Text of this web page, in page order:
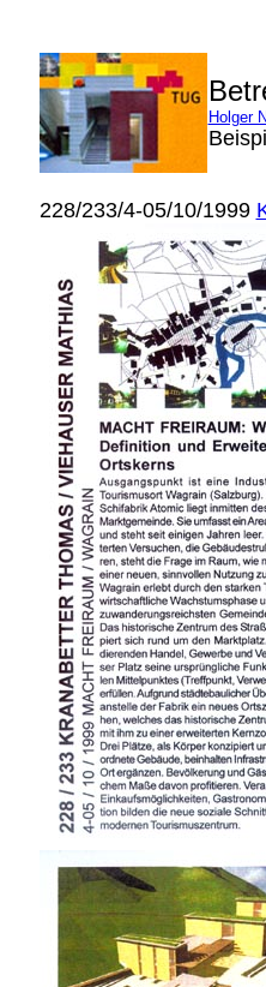
Holger
228/233/4-05/10/1999